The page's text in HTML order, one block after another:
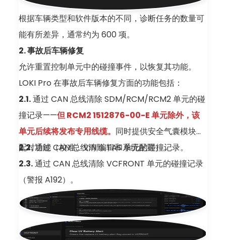
根据车辆类型和软件版本的不同，诊断任务的数量可
能有所差异，通常约为 600 项。
2. 事故后车辆修复
允许重置控制单元中的碰撞事件，以恢复其功能。
LOKI Pro 在事故后车辆修复方面的功能包括：
2.1.通过 CAN 总线清除 SDM/RCM/RCM2 单元的碰
撞记录——但 RCM2 1512876-00-E 单元除外，该
单元后续将发布专用线缆。 同时提供安全气囊模块的
配对功能（校准、VIN 编辑和系统配置）。
2.2.通过 CAN 总线清除 TAS 单元的碰撞记录。
2.3.通过 CAN 总线清除 VCFRONT 单元的碰撞记录
（警报 A192）。